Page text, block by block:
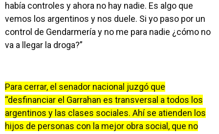
había controles y ahora no hay nadie. Es algo que
vemos los argentinos y nos duele. Si yo paso por un
control de Gendarmería y no me para nadie ¿cómo no
va a llegar la droga?”
Para cerrar, el senador nacional juzgó que
“desfinanciar el Garrahan es transversal a todos los
argentinos y las clases sociales. Ahí se atienden los
hijos de personas con la mejor obra social, que no